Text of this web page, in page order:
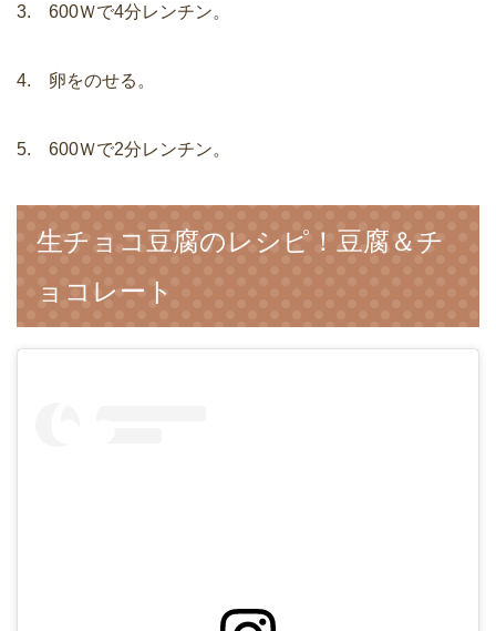
3. 600Ｗで4分レンチン。
4. 卵をのせる。
5. 600Ｗで2分レンチン。
生チョコ豆腐のレシピ！豆腐＆チ
ョコレート